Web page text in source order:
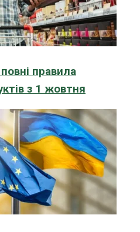
правила
з 1 жовтня